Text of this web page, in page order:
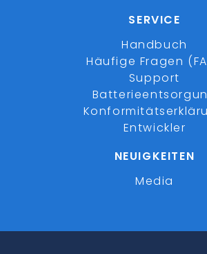
SERVICE
Handbuch
Häufige Fragen
Support
Entwickler
NEUIGKEITEN
Media